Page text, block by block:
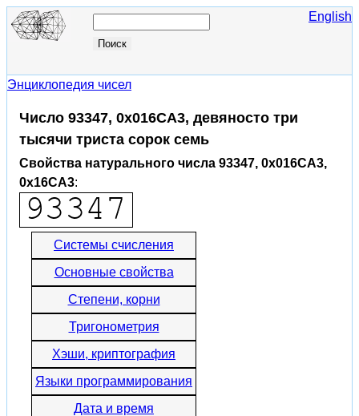
English
Энциклопедия чисел
Число 93347, 0x016CA3, девяносто три
тысячи триста сорок семь
Свойства натурального числа 93347, 0x016CA3,
0x16CA3:
Системы счисления
Основные свойства
Степени, корни
Тригонометрия
Хэши, криптография
Языки программирования
Дата и время